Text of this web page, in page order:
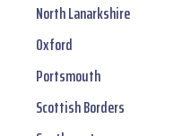
North Lanarkshire
Oxford
Portsmouth
Scottish Borders